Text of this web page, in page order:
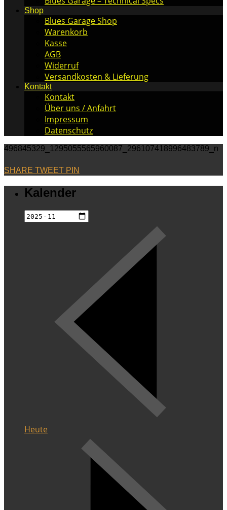
Shop
Blues Garage Shop
Warenkorb
Kasse
AGB
Widerruf
Versandkosten & Lieferung
Kontakt
Kontakt
Über uns / Anfahrt
Impressum
Datenschutz
496845329_1295055565960087_296107418996483789_n
SHARE TWEET PIN
Kalender
Heute